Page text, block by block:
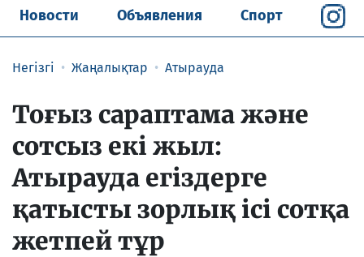
Новости Объявления Спорт
Негізгі Жаңалықтар Атырауда
Тоғыз сараптама және
сотсыз екі жыл:
Атырауда егіздерге
қатысты зорлық ісі сотқа
жетпей тұр